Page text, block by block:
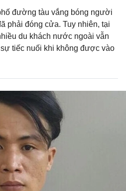
đường tàu vắng bóng người
phải đóng cửa. Tuy nhiên, tại
du khách nước ngoài vẫn
tiếc nuối khi không được vào